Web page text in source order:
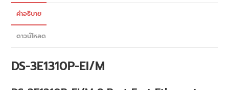
คำอธิบาย
ดาวน์โหลด
DS-3E1310P-EI/M